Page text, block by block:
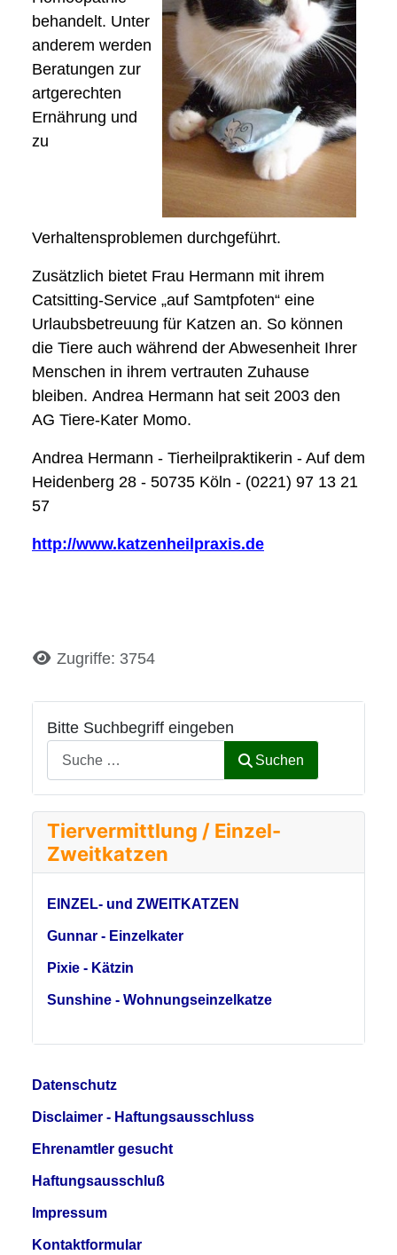
Bitte Suchbegriff eingeben
Suchen
Tiervermittlung / Einzel-
Zweitkatzen
EINZEL- und ZWEITKATZEN
Gunnar - Einzelkater
Pixie - Kätzin
Sunshine - Wohnungseinzelkatze
behandelt. Unter
anderem werden
Beratungen zur
artgerechten
Ernährung und
zu
Verhaltensproblemen durchgeführt.
Zusätzlich bietet Frau Hermann mit ihrem
Catsitting-Service „auf Samtpfoten“ eine
Urlaubsbetreuung für Katzen an. So können
die Tiere auch während der Abwesenheit Ihrer
Menschen in ihrem vertrauten Zuhause
bleiben. Andrea Hermann hat seit 2003 den
AG Tiere-Kater Momo.
Andrea Hermann - Tierheilpraktikerin - Auf dem
Heidenberg 28 - 50735 Köln - (0221) 97 13 21
57
http://www.katzenheilpraxis.de
DetailsZugriffe: 3754
Datenschutz
Disclaimer - Haftungsausschluss
Ehrenamtler gesucht
Haftungsausschluß
Impressum
Kontaktformular